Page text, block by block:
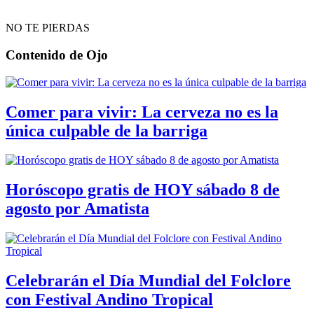
NO TE PIERDAS
Contenido de Ojo
Comer para vivir: La cerveza no es la
única culpable de la barriga
Horóscopo gratis de HOY sábado 8 de
agosto por Amatista
Celebrarán el Día Mundial del Folclore
con Festival Andino Tropical